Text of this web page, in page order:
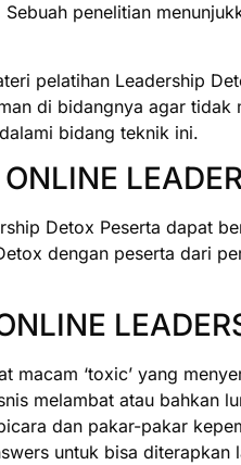
penelitian
pelatihan Leadership
di bidangnya agar tidak
bidang teknik ini.
Detox Peserta dapat
dengan peserta dari
macam ‘toxic’ yang
melambat atau bahkan
dan pakar-pakar
untuk bisa diterapkan